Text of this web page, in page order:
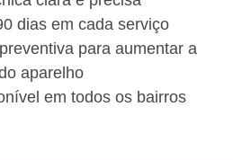
dias em cada serviço
para aumentar a
aparelho
em todos os bairros